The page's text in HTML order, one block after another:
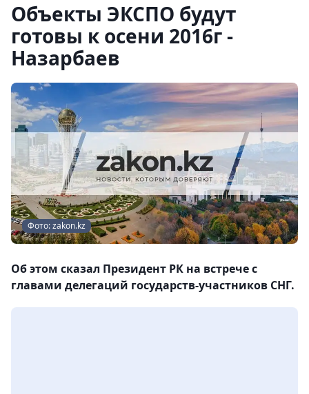
Объекты ЭКСПО будут
готовы к осени 2016г -
Назарбаев
Фото: zakon.kz
Об этом сказал Президент РК на встрече с
главами делегаций государств-участников СНГ.